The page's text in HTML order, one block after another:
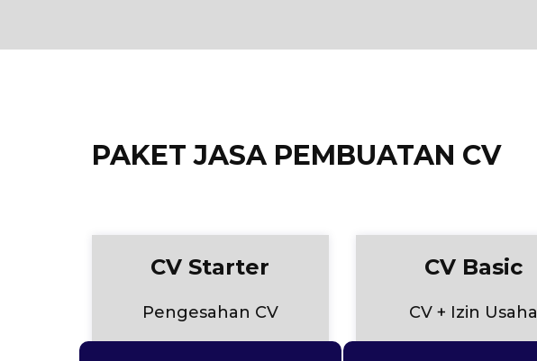
PAKET JASA PEMBUATAN CV
CV Starter
Pengesahan CV
CV Basic
CV + Izin Usaha